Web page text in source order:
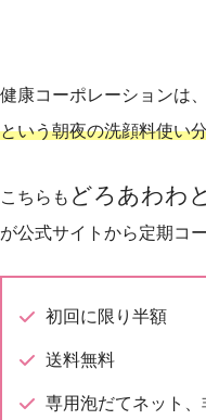
健康コーポレーションは、
という朝夜の洗顔料使い
こちらも どろあわわ
が公式サイトから定期コ
初回に限り半額
送料無料
専用泡だてネット